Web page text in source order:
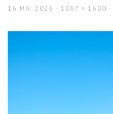
POSTED
16 MAI 2026
FULL
1067 × 1600